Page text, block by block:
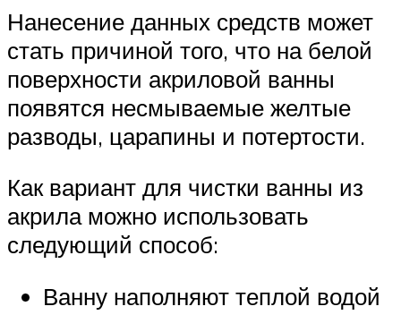
Нанесение данных средств может
стать причиной того, что на белой
поверхности акриловой ванны
появятся несмываемые желтые
разводы, царапины и потертости.
Как вариант для чистки ванны из
акрила можно использовать
следующий способ:
Ванну наполняют теплой водой